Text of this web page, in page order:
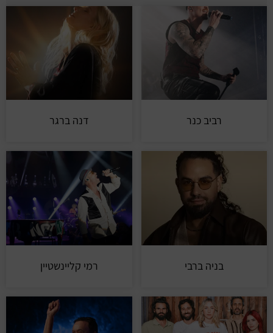
רביב כנר דנה ברגר
בניה ברבי רמי קליינשטיין